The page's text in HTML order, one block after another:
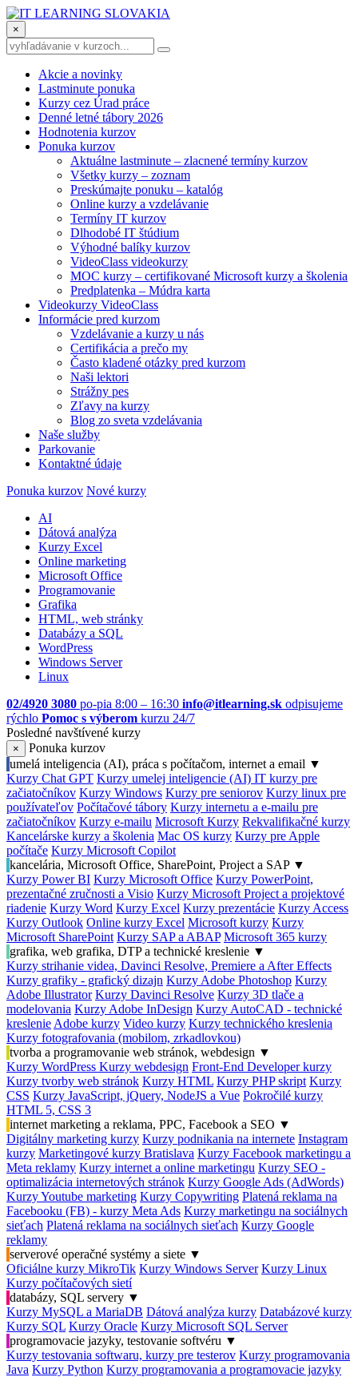
×
Akcie a novinky
Lastminute ponuka
Kurzy cez Úrad práce
Denné letné tábory 2026
Hodnotenia kurzov
Ponuka kurzov
Aktuálne lastminute – zlacnené termíny kurzov
Všetky kurzy – zoznam
Preskúmajte ponuku – katalóg
Online kurzy a vzdelávanie
Termíny IT kurzov
Dlhodobé IT štúdium
Výhodné balíky kurzov
VideoClass videokurzy
MOC kurzy – certifikované Microsoft kurzy a školenia
Predplatenka – Múdra karta
Videokurzy VideoClass
Informácie pred kurzom
Vzdelávanie a kurzy u nás
Certifikácia a prečo my
Často kladené otázky pred kurzom
Naši lektori
Strážny pes
Zľavy na kurzy
Blog zo sveta vzdelávania
Naše služby
Parkovanie
Kontaktné údaje
Ponuka kurzov Nové kurzy
AI
Dátová analýza
Kurzy Excel
Online marketing
Microsoft Office
Programovanie
Grafika
HTML, web stránky
Databázy a SQL
WordPress
Windows Server
Linux
02/4920 3080 po-pia 8:00 – 16:30 info@itlearning.sk odpisujeme
rýchlo Pomoc s výberom kurzu 24/7
Posledné navštívené kurzy
×
Ponuka kurzov
umelá inteligencia (AI), práca s počítačom, internet a email ▼
Kurzy Chat GPT Kurzy umelej inteligencie (AI) IT kurzy pre
začiatočníkov Kurzy Windows Kurzy pre seniorov Kurzy linux pre
používateľov Počítačové tábory Kurzy internetu a e-mailu pre
začiatočníkov Kurzy e-mailu Microsoft Kurzy Rekvalifikačné kurzy
Kancelárske kurzy a školenia Mac OS kurzy Kurzy pre Apple
počítače Kurzy Microsoft Copilot
kancelária, Microsoft Office, SharePoint, Project a SAP ▼
Kurzy Power BI Kurzy Microsoft Office Kurzy PowerPoint,
prezentačné zručnosti a Visio Kurzy Microsoft Project a projektové
riadenie Kurzy Word Kurzy Excel Kurzy prezentácie Kurzy Access
Kurzy Outlook Online kurzy Excel Microsoft kurzy Kurzy
Microsoft SharePoint Kurzy SAP a ABAP Microsoft 365 kurzy
grafika, web grafika, DTP a technické kreslenie ▼
Kurzy strihanie videa, Davinci Resolve, Premiere a After Effects
Kurzy grafiky - grafický dizajn Kurzy Adobe Photoshop Kurzy
Adobe Illustrator Kurzy Davinci Resolve Kurzy 3D tlače a
modelovania Kurzy Adobe InDesign Kurzy AutoCAD - technické
kreslenie Adobe kurzy Video kurzy Kurzy technického kreslenia
Kurzy fotografovania (mobilom, zrkadlovkou)
tvorba a programovanie web stránok, webdesign ▼
Kurzy WordPress Kurzy webdesign Front-End Developer kurzy
Kurzy tvorby web stránok Kurzy HTML Kurzy PHP skript Kurzy
CSS Kurzy JavaScript, jQuery, NodeJS a Vue Pokročilé kurzy
HTML 5, CSS 3
internet marketing a reklama, PPC, Facebook a SEO ▼
Digitálny marketing kurzy Kurzy podnikania na internete Instagram
kurzy Marketingové kurzy Bratislava Kurzy Facebook marketingu a
Meta reklamy Kurzy internet a online marketingu Kurzy SEO -
optimalizácia internetových stránok Kurzy Google Ads (AdWords)
Kurzy Youtube marketing Kurzy Copywriting Platená reklama na
Facebooku (FB) - kurzy Meta Ads Kurzy marketingu na sociálnych
sieťach Platená reklama na sociálnych sieťach Kurzy Google
reklamy
serverové operačné systémy a siete ▼
Oficiálne kurzy MikroTik Kurzy Windows Server Kurzy Linux
Kurzy počítačových sietí
databázy, SQL servery ▼
Kurzy MySQL a MariaDB Dátová analýza kurzy Databázové kurzy
Kurzy SQL Kurzy Oracle Kurzy Microsoft SQL Server
programovacie jazyky, testovanie softvéru ▼
Kurzy testovania softwaru, kurzy pre testerov Kurzy programovania
Java Kurzy Python Kurzy programovania a programovacie jazyky